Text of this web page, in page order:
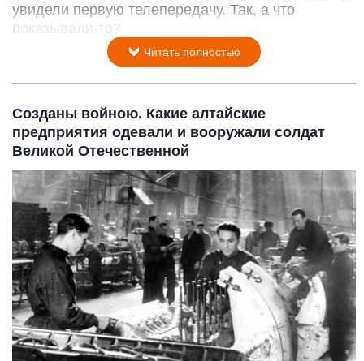
увидели первую телепередачу. Так, а что
показывали-то?
Читать полностью
Созданы войною. Какие алтайские
предприятия одевали и вооружали солдат
Великой Отечественной